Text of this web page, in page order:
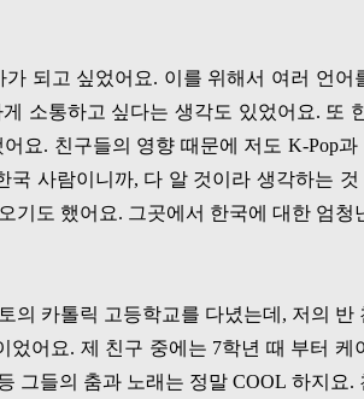
가 되고 싶었어요. 이를 위해서 여러 언어
소통하고 싶다는 생각도 있었어요. 또
요. 친구들의 영향 때문에 저도K-Pop과
국 사람이니까, 다 알 것이라 생각하는 것
기도 했어요. 그곳에서 한국에 대한 엄청
의 카톨릭 고등학교를 다녔는데 , 저의 반
었어요. 제 친구 중에는 7학년 때 부터 케
그들의 춤과 노래는 정말 COOL하지요.